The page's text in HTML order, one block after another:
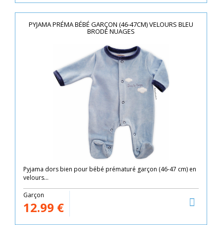
PYJAMA PRÉMA BÉBÉ GARÇON (46-47CM) VELOURS BLEU
BRODÉ NUAGES
Pyjama dors bien pour bébé prématuré garçon (46-47 cm) en
velours...
Garçon
12.99 €